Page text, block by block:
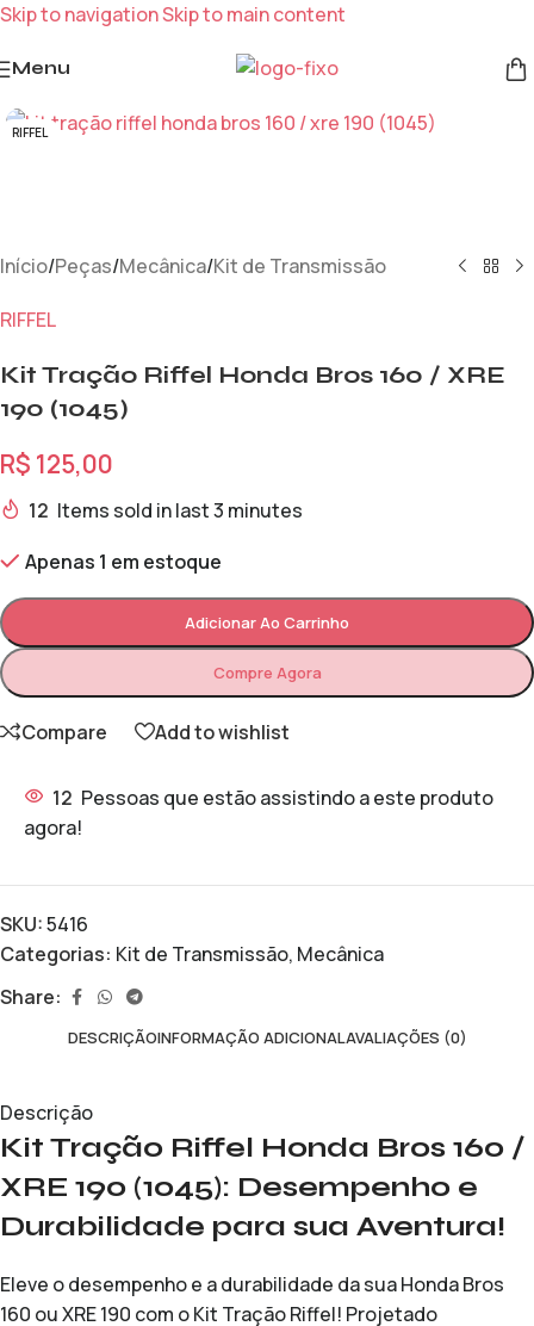
Skip to navigationSkip to main content
Menu
RIFFEL
Início/Peças/Mecânica/Kit de Transmissão
RIFFEL
Kit Tração Riffel Honda Bros 160 / XRE
190 (1045)
R$ 125,00
12 Items sold in last 3 minutes
Apenas 1 em estoque
Adicionar Ao Carrinho
Compre Agora
Compare Add to wishlist
12 Pessoas que estão assistindo a este produto
agora!
SKU:5416
Categorias: Kit de Transmissão, Mecânica
Share:
DESCRIÇÃOINFORMAÇÃO ADICIONALAVALIAÇÕES (0)
Descrição
Kit Tração Riffel Honda Bros 160 /
XRE 190 (1045): Desempenho e
Durabilidade para sua Aventura!
Eleve o desempenho e a durabilidade da sua Honda Bros
160 ou XRE 190 com o Kit Tração Riffel! Projetado